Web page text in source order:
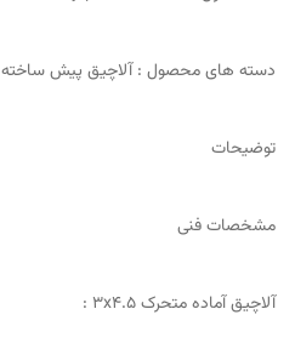
دسته های محصول : آلاچیق پیش ساخته
توضیحات
مشخصات فنی
آلاچیق آماده متحرک 3x4.5 :